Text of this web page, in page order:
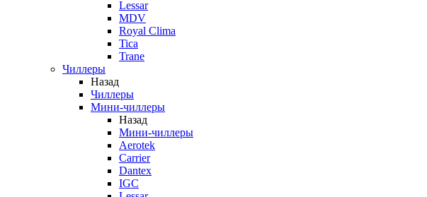
Lessar
MDV
Royal Clima
Tica
Trane
Чиллеры
Назад
Чиллеры
Мини-чиллеры
Назад
Мини-чиллеры
Aerotek
Carrier
Dantex
IGC